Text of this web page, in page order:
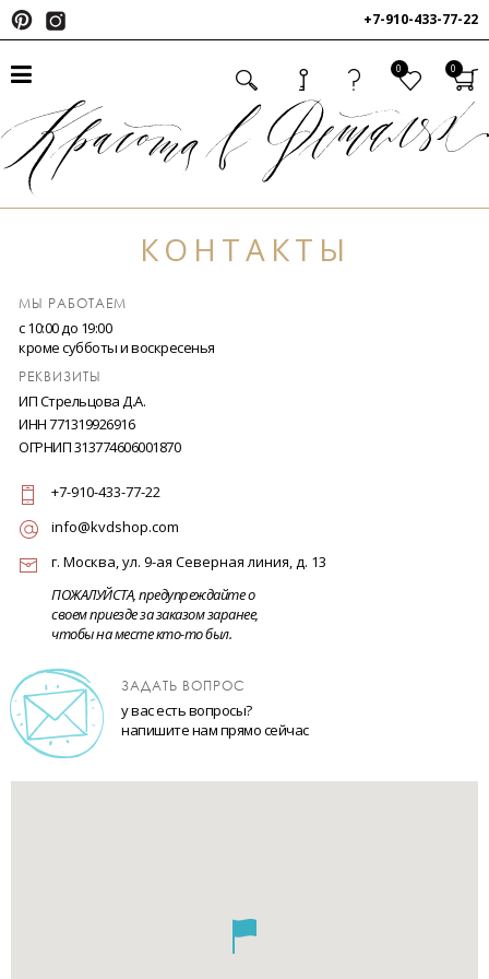
+7-910-433-77-22
0 0
КОНТАКТЫ
МЫ РАБОТАЕМ
c 10:00 до 19:00
кроме субботы и воскресенья
РЕКВИЗИТЫ
ИП Стрельцова Д.А.
ИНН 771319926916
ОГРНИП 313774606001870
+7-910-433-77-22
info@kvdshop.com
г. Москва, ул. 9-ая Северная линия, д. 13
ПОЖАЛУЙСТА, предупреждайте о
своем приезде за заказом заранее,
чтобы на месте кто-то был.
ЗАДАТЬ ВОПРОС
у вас есть вопросы?
напишите нам прямо сейчас